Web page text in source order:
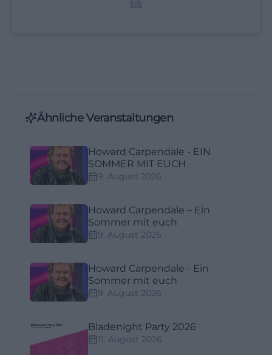
Ähnliche Veranstaltungen
Howard Carpendale - EIN
SOMMER MIT EUCH
9. August 2026
Howard Carpendale – Ein
Sommer mit euch
9. August 2026
Howard Carpendale - Ein
Sommer mit euch
9. August 2026
Bladenight Party 2026
11. August 2026